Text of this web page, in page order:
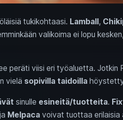
tukikohtaasi. Lamball,
valikoima ei lopu
peräti viisi eri työaluetta. Jotkin
vielä sopivilla taidoilla
sinulle esineitä/tuotteita.
Melpacavoivat tuottaa erilaisia